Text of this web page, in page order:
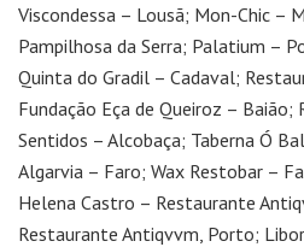
Viscondessa – Lousã; Mon-Chic –
Pampilhosa da Serra; Palatium –
Quinta do Gradil – Cadaval;
Fundação Eça de Queiroz – Baião;
Sentidos – Alcobaça; Taberna Ó
Algarvia – Faro; Wax Restobar –
Helena Castro – Restaurante
Restaurante Antiqvvm, Porto;